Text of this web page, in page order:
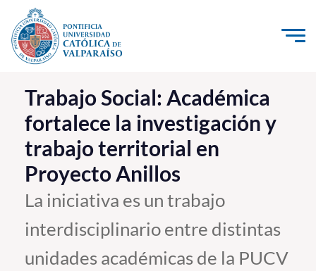
Click acá para ir directamente al contenido
La Universidad
Investigación, Creación e Innovación
PUCV Internacional
Vinculación con el Medio
Admisión
Pregrado
Trabajo Social: Académica
fortalece la investigación y
trabajo territorial en
Proyecto Anillos
La iniciativa es un trabajo
interdisciplinario entre distintas
unidades académicas de la PUCV